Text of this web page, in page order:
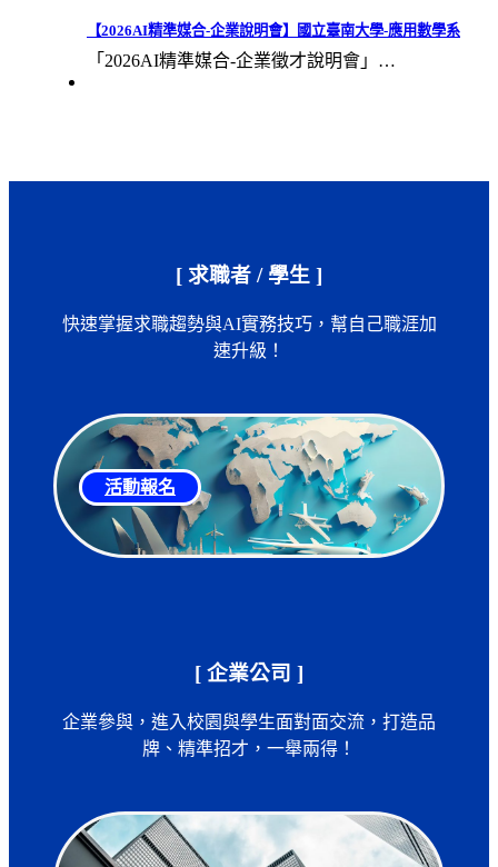
【2026AI精準媒合-企業說明會】國立臺南大學-應用數學系
「2026AI精準媒合-企業徵才說明會」…
[ 求職者 / 學生 ]
快速掌握求職趨勢與AI實務技巧，幫自己職涯加
速升級！
活動報名
[ 企業公司 ]
企業參與，進入校園與學生面對面交流，打造品
牌、精準招才，一舉兩得！